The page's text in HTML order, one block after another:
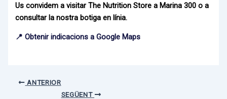
Us convidem a visitar The Nutrition Store a Marina 300 o a
consultar la nostra botiga en línia.
📍 Obtenir indicacions a Google Maps
ANTERIOR
SEGÜENT